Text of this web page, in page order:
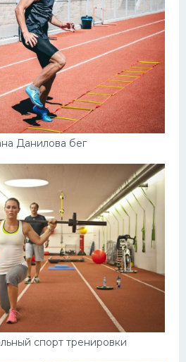
Данилова бег
спорт тренировки